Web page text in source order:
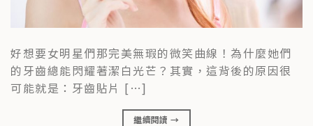
好想要女明星們那完美無瑕的微笑曲線！為什麼她們
的牙齒總能閃耀著潔白光芒？其實，這背後的原因很
可能就是：牙齒貼片 […]
繼續閱讀→